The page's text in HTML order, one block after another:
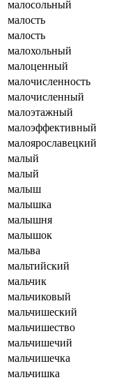
малосольный
малость
малость
малохольный
малоценный
малочисленность
малочисленный
малоэтажный
малоэффективный
малоярославецкий
малый
малый
малыш
малышка
малышня
малышок
мальва
мальтийский
мальчик
мальчиковый
мальчишеский
мальчишество
мальчишечий
мальчишечка
мальчишка